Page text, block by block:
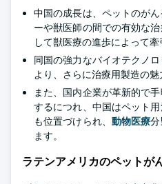
中国の成長は、ペットのが
ーや獣医師の間での有効な
して獣医療の進歩によって牽
同国の強力なバイオテクノ
より、さらに治療用製造の魅
また、国内企業が革新的で
するにつれ、中国はペット
も位置づけられ、 動物医療
ます。
ラテンアメリカのペットが